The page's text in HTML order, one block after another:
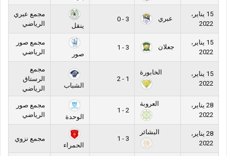
15 يناير،
2022
عبري
3 - 0
ينقل
مجمع عبري
الرياضي
15 يناير،
2022
جعلان
3 - 1
صور
مجمع صور
الرياضي
15 يناير،
2022
الخابورة
1 - 2
الشباب
مجمع
الرستاق
الرياضي
28 يناير،
2022
العروبة
2 - 1
الوحدة
مجمع صور
الرياضي
28 يناير،
2022
البشائر
3 - 1
الحمراء
مجمع نزوي